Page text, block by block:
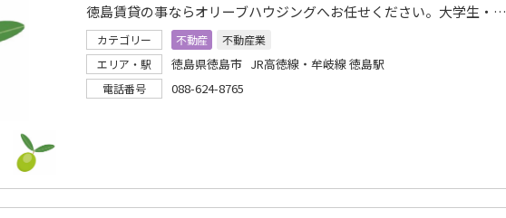
徳島賃貸の事ならオリーブハウジングへお任せください。大学生・社会人の方お気軽にお問合せ下さい
カテゴリー 不動産
不動産業
エリア・駅
徳島県徳島市 JR高徳線・牟岐線 徳島駅
電話番号 088-624-8765